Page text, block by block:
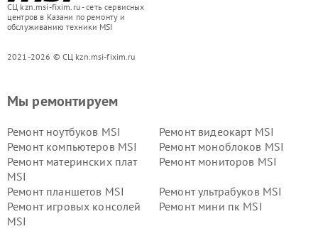
СЦ kzn.msi-fixim.ru - сеть сервисных
центров в Казани по ремонту и
обслуживанию техники MSI
2021-2026 © СЦ kzn.msi-fixim.ru
Мы ремонтируем
Ремонт ноутбуков MSI
Ремонт видеокарт MSI
Ремонт компьютеров MSI
Ремонт моноблоков MSI
Ремонт материнских плат
MSI
Ремонт мониторов MSI
Ремонт планшетов MSI
Ремонт ультрабуков MSI
Ремонт игровых консолей
MSI
Ремонт мини пк MSI